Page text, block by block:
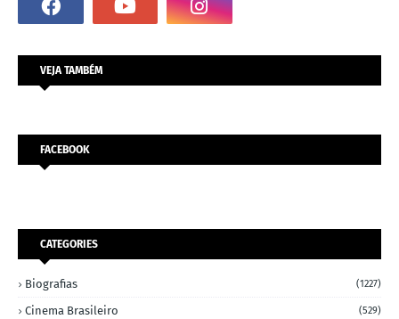
VEJA TAMBÉM
FACEBOOK
CATEGORIES
Biografias (1227)
Cinema Brasileiro (529)